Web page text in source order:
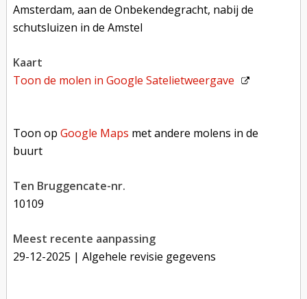
Amsterdam, aan de Onbekendegracht, nabij de
schutsluizen in de Amstel
kaart
Toon de molen inGoogle Satelietweergave
Toon opGoogle Maps met andere molens in de
buurt
Ten Bruggencate-nr.
10109
Meest recente aanpassing
29-12-2025 | Algehele revisie gegevens